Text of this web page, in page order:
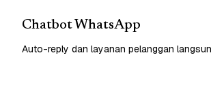
Chatbot WhatsApp
Auto-reply dan layanan pelanggan